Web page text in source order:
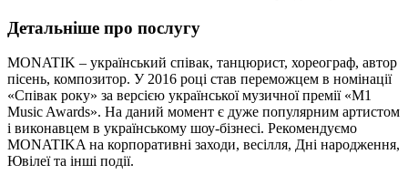
Детальніше про послугу
MONATIK – український співак, танцюрист, хореограф, автор
пісень, композитор. У 2016 році став переможцем в номінації
«Співак року» за версією української музичної премії «M1
Music Awards». На даний момент є дуже популярним артистом
і виконавцем в українському шоу-бізнесі. Рекомендуємо
MONATIKA на корпоративні заходи, весілля, Дні народження,
Ювілеї та інші події.